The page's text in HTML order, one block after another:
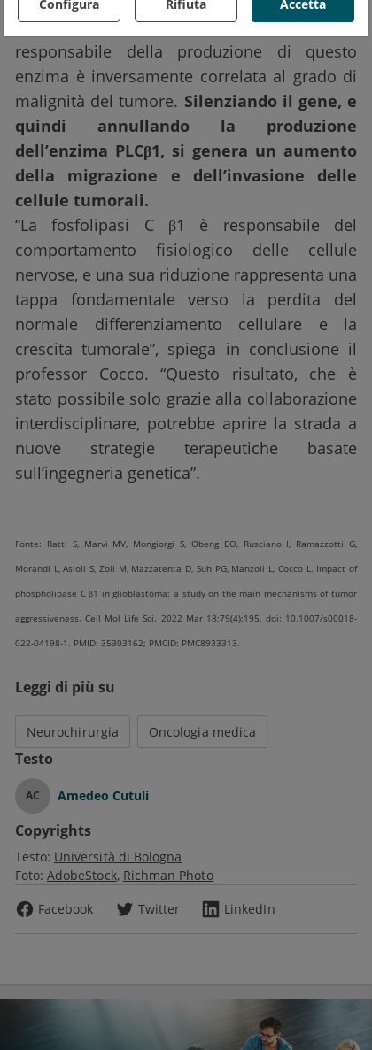
Configura Rifiuta Accetta
mostrare che l’espressione del gene
responsabile della produzione di questo
enzima è inversamente correlata al grado di
malignità del tumore. Silenziando il gene, e
quindi annullando la produzione
dell’enzima PLCβ1, si genera un aumento
della migrazione e dell’invasione delle
cellule tumorali.
“La fosfolipasi C β1 è responsabile del
comportamento fisiologico delle cellule
nervose, e una sua riduzione rappresenta una
tappa fondamentale verso la perdita del
normale differenziamento cellulare e la
crescita tumorale”, spiega in conclusione il
professor Cocco. “Questo risultato, che è
stato possibile solo grazie alla collaborazione
interdisciplinare, potrebbe aprire la strada a
nuove strategie terapeutiche basate
sull’ingegneria genetica”.
Fonte: Ratti S, Marvi MV, Mongiorgi S, Obeng EO, Rusciano I, Ramazzotti G,
Morandi L, Asioli S, Zoli M, Mazzatenta D, Suh PG, Manzoli L, Cocco L. Impact of
phospholipase C β1 in glioblastoma: a study on the main mechanisms of tumor
aggressiveness. Cell Mol Life Sci. 2022 Mar 18;79(4):195. doi: 10.1007/s00018-
022-04198-1. PMID: 35303162; PMCID: PMC8933313.
Leggi di più su
Neurochirurgia Oncologia medica
Testo
AC Amedeo Cutuli
Copyrights
Testo: Università di Bologna
Foto: AdobeStock Richman Photo
Facebook
Twitter LinkedIn